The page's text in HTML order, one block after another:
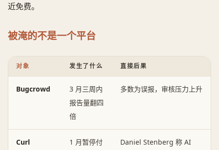
近免费。
被淹的不是一个平台
对象 发生了什么 直接后果
Bugcrowd
3 月三周内
报告量翻四
倍
多数为误报，审核压力上升
Curl
1 月暂停付
Daniel Stenberg 称 AI